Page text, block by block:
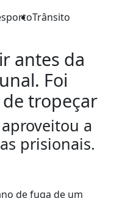
Trânsito
antes da
Foi
tropeçar
a
prisionais.
de fuga de um